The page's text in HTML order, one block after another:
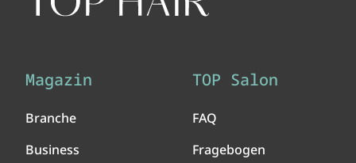
Magazin
Branche
Business
TOP Salon
FAQ
Fragebogen